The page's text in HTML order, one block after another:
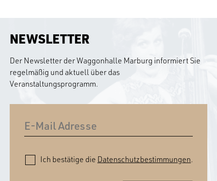
NEWSLETTER
Der Newsletter der Waggonhalle Marburg informiert Sie
regelmäßig und aktuell über das
Veranstaltungsprogramm.
Ich bestätige die Datenschutzbestimmungen.